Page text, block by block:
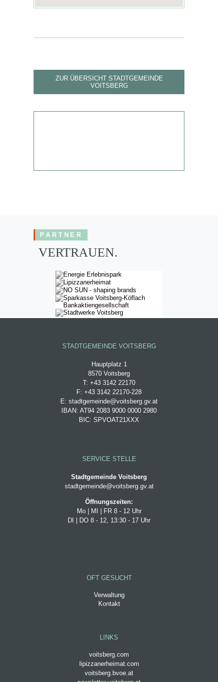
ZUR ÜBERSICHT STADTGEMEINDE
VOITSBERG
PARTNER
VERTRAUEN.
STADTGEMEINDE VOITSBERG
Hauptplatz 1
8570 Voitsberg
T: +43 3142 22170
F: +43 3142 22170-228
E: stadtgemeinde@voitsberg.gv.at
IBAN: AT94 2083 9000 0000 2980
BIC: SPVOAT21XXX
SERVICE STELLE
Stadtgemeinde Voitsberg
stadtgemeinde@voitsberg.gv.at
Öffnungszeiten:
Mo | MI | FR 8 - 12 Uhr
DI | DO 8 - 12, 13:30 - 17 Uhr
OFT GESUCHT
Verwaltung
Kontakt
LINKS
voitsberg.com
lipizzanerheimat.com
voitsberg.bvoe.at